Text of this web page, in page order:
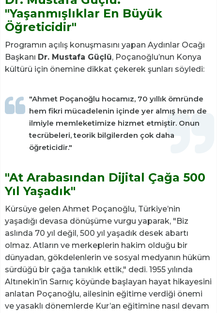
"Yaşanmışlıklar En Büyük
Öğreticidir"
Programın açılış konuşmasını yapan Aydınlar Ocağı
Başkanı Dr. Mustafa Güçlü, Poçanoğlu’nun Konya
kültürü için önemine dikkat çekerek şunları söyledi:
"Ahmet Poçanoğlu hocamız, 70 yıllık ömründe
hem fikri mücadelenin içinde yer almış hem de
ilmiyle memleketimize hizmet etmiştir. Onun
tecrübeleri, teorik bilgilerden çok daha
öğreticidir."
"At Arabasından Dijital Çağa 500
Yıl Yaşadık"
Kürsüye gelen Ahmet Poçanoğlu, Türkiye’nin
yaşadığı devasa dönüşüme vurgu yaparak, "Biz
aslında 70 yıl değil, 500 yıl yaşadık desek abartı
olmaz. Atların ve merkeplerin hakim olduğu bir
dünyadan, gökdelenlerin ve sosyal medyanın hüküm
sürdüğü bir çağa tanıklık ettik," dedi. 1955 yılında
Altınekin’in Sarnıç köyünde başlayan hayat hikayesini
anlatan Poçanoğlu, ailesinin eğitime verdiği önemi
ve yasaklı dönemlerde Kur’an eğitimine nasıl devam